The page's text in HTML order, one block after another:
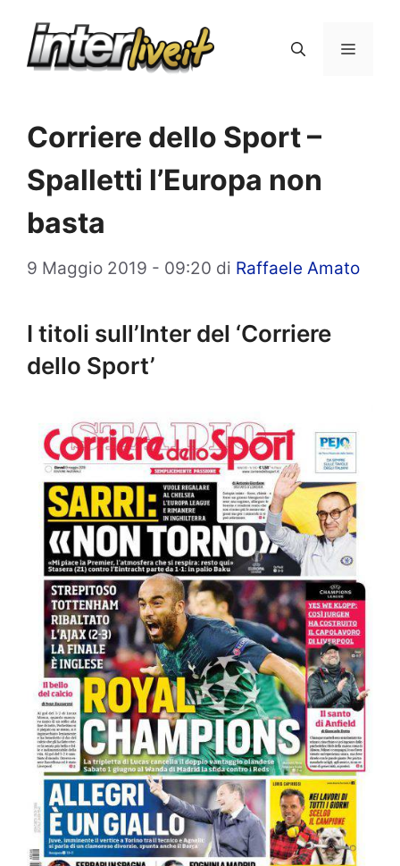
Menu
Corriere dello Sport –
Spalletti l’Europa non
basta
9 Maggio 2019 - 09:20 di Raffaele Amato
I titoli sull’Inter del ‘Corriere
dello Sport’